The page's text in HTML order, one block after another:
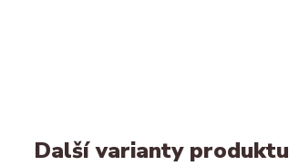
Další varianty produktu